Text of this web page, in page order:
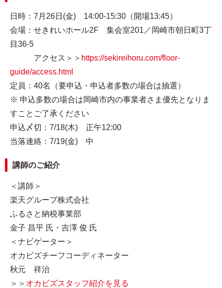
日時：7月26日(金) 14:00-15:30（開場13:45）
会場：せきれいホール2F 集会室201／岡崎市朝日町3丁
目36-5
アクセス＞＞ https://sekireihoru.com/floor-
guide/access.html
定員：40名（要申込・申込者多数の場合は抽選）
※ 申込多数の場合は岡崎市内の事業者さま優先となりま
すことご了承ください
申込〆切：7/18(木) 正午12:00
当落連絡：7/19(金) 中
講師のご紹介
＜講師＞
楽天グループ株式会社
ふるさと納税事業部
金子 昌平 氏・吉澤 俊 氏
＜ナビゲーター＞
オカビズチーフコーディネーター
秋元 祥治
＞＞ オカビズスタッフ紹介を見る